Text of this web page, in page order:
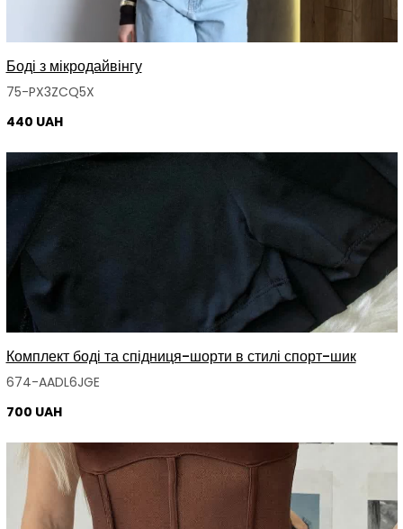
Боді з мікродайвінгу
75-PX3ZCQ5X
440 UAH
Комплект боді та спідниця-шорти в стилі спорт-шик
674-AADL6JGE
700 UAH